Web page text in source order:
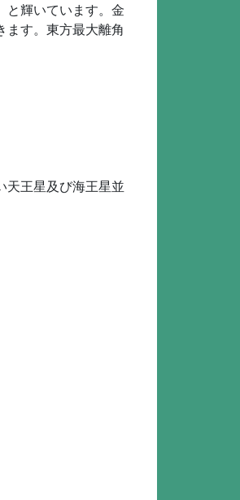
と輝いています。金
ます。東方最大離角
天王星及び海王星並